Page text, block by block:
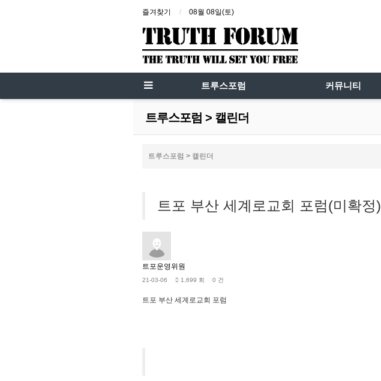
즐겨찾기 08월 08일(토)
트루스포럼 커뮤니티
트루스포럼 > 캘린더
트루스포럼 > 캘린더
트포 부산 세계로교회 포럼(미확정)
트포운영위원
21-03-06 1,699 회 0 건
트포 부산 세계로교회 포럼